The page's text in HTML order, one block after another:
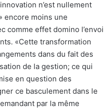
n’est nullement
encore moins une
comme effet domino l’envoi
«Cette transformation
dans du fait des
de la gestion; ce qui
en question des
ce basculement dans le
par la même